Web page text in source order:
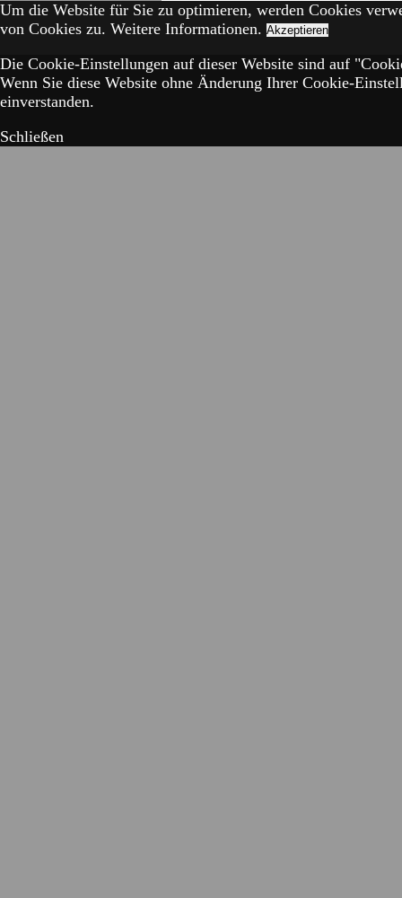
Um die Website für Sie zu optimieren, werden Cookies
von Cookies zu. Weitere Informationen. Akzeptieren
Die Cookie-Einstellungen auf dieser Website sind auf
Wenn Sie diese Website ohne Änderung Ihrer Cookie-
einverstanden.
Schließen